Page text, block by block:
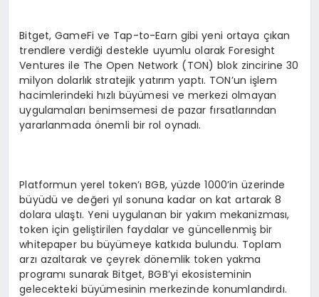
Bitget, GameFi ve Tap-to-Earn gibi yeni ortaya çıkan
trendlere verdiği destekle uyumlu olarak Foresight
Ventures ile The Open Network (TON) blok zincirine 30
milyon dolarlık stratejik yatırım yaptı. TON’un işlem
hacimlerindeki hızlı büyümesi ve merkezi olmayan
uygulamaları benimsemesi de pazar fırsatlarından
yararlanmada önemli bir rol oynadı.
Platformun yerel token’ı BGB, yüzde 1000’in üzerinde
büyüdü ve değeri yıl sonuna kadar on kat artarak 8
dolara ulaştı. Yeni uygulanan bir yakım mekanizması,
token için geliştirilen faydalar ve güncellenmiş bir
whitepaper bu büyümeye katkıda bulundu. Toplam
arzı azaltarak ve çeyrek dönemlik token yakma
programı sunarak Bitget, BGB’yi ekosisteminin
gelecekteki büyümesinin merkezinde konumlandırdı.